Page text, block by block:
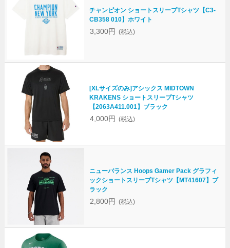
チャンピオン ショートスリーブTシャツ【C3-
CB358 010】ホワイト
3,300円 (税込)
[XLサイズのみ]アシックス MIDTOWN
KRAKENS ショートスリーブTシャツ
【2063A411.001】ブラック
4,000円 (税込)
ニューバランス Hoops Gamer Pack グラフィ
ックショートスリーブTシャツ【MT41607】ブ
ラック
2,800円 (税込)